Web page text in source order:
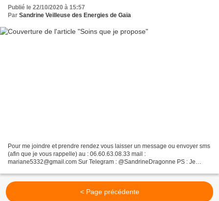
Publié le 22/10/2020 à 15:57
Par Sandrine Veilleuse des Energies de Gaïa
Pour me joindre et prendre rendez vous laisser un message ou envoyer sms
(afin que je vous rappelle) au : 06.60.63.08.33 mail :
mariane5332@gmail.com Sur Telegram : @SandrineDragonne PS : Je
< Page précédente